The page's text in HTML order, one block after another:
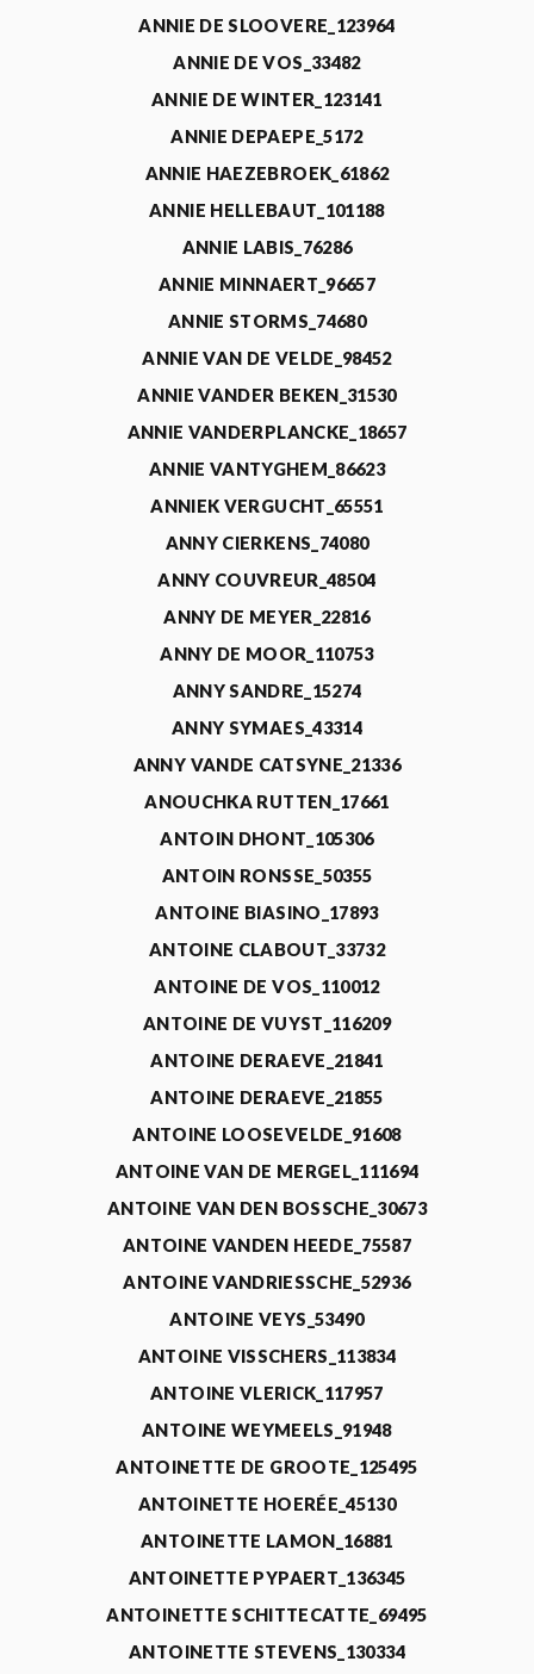
ANNIE DE SLOOVERE_123964
ANNIE DE VOS_33482
ANNIE DE WINTER_123141
ANNIE DEPAEPE_5172
ANNIE HAEZEBROEK_61862
ANNIE HELLEBAUT_101188
ANNIE LABIS_76286
ANNIE MINNAERT_96657
ANNIE STORMS_74680
ANNIE VAN DE VELDE_98452
ANNIE VANDER BEKEN_31530
ANNIE VANDERPLANCKE_18657
ANNIE VANTYGHEM_86623
ANNIEK VERGUCHT_65551
ANNY CIERKENS_74080
ANNY COUVREUR_48504
ANNY DE MEYER_22816
ANNY DE MOOR_110753
ANNY SANDRE_15274
ANNY SYMAES_43314
ANNY VANDE CATSYNE_21336
ANOUCHKA RUTTEN_17661
ANTOIN DHONT_105306
ANTOIN RONSSE_50355
ANTOINE BIASINO_17893
ANTOINE CLABOUT_33732
ANTOINE DE VOS_110012
ANTOINE DE VUYST_116209
ANTOINE DERAEVE_21841
ANTOINE DERAEVE_21855
ANTOINE LOOSEVELDE_91608
ANTOINE VAN DE MERGEL_111694
ANTOINE VAN DEN BOSSCHE_30673
ANTOINE VANDEN HEEDE_75587
ANTOINE VANDRIESSCHE_52936
ANTOINE VEYS_53490
ANTOINE VISSCHERS_113834
ANTOINE VLERICK_117957
ANTOINE WEYMEELS_91948
ANTOINETTE DE GROOTE_125495
ANTOINETTE HOERÉE_45130
ANTOINETTE LAMON_16881
ANTOINETTE PYPAERT_136345
ANTOINETTE SCHITTECATTE_69495
ANTOINETTE STEVENS_130334